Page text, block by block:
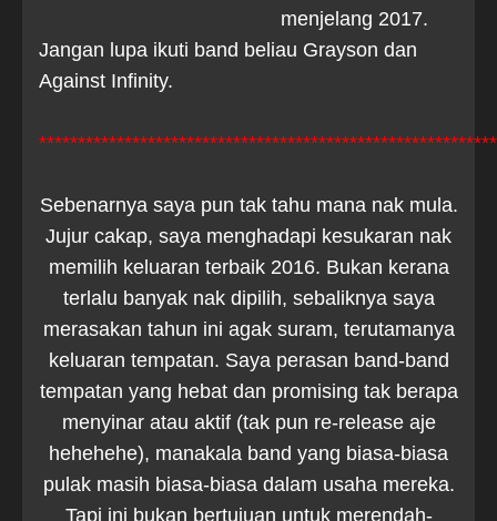
menjelang 2017.
Jangan lupa ikuti band beliau Grayson dan
Against Infinity.
***********************************************************
Sebenarnya saya pun tak tahu mana nak mula.
Jujur cakap, saya menghadapi kesukaran nak
memilih keluaran terbaik 2016. Bukan kerana
terlalu banyak nak dipilih, sebaliknya saya
merasakan tahun ini agak suram, terutamanya
keluaran tempatan. Saya perasan band-band
tempatan yang hebat dan promising tak berapa
menyinar atau aktif (tak pun re-release aje
hehehehe), manakala band yang biasa-biasa
pulak masih biasa-biasa dalam usaha mereka.
Tapi ini bukan bertujuan untuk merendah-